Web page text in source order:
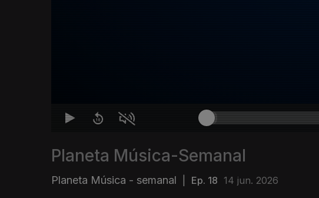
Planeta Música-Semanal
Planeta Música - semanal Ep. 18 14 jun. 2026